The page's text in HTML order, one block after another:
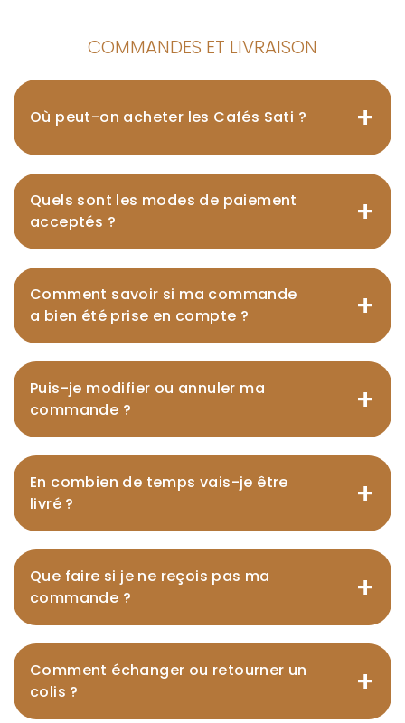
COMMANDES ET LIVRAISON
Où peut-on acheter les Cafés Sati ? +
Quels sont les modes de paiement
acceptés ?
+
Comment savoir si ma commande
a bien été prise en compte ?
+
Puis-je modifier ou annuler ma
commande ?
+
En combien de temps vais-je être
livré ?
+
Que faire si je ne reçois pas ma
commande ?
+
Comment échanger ou retourner un
colis ?
+